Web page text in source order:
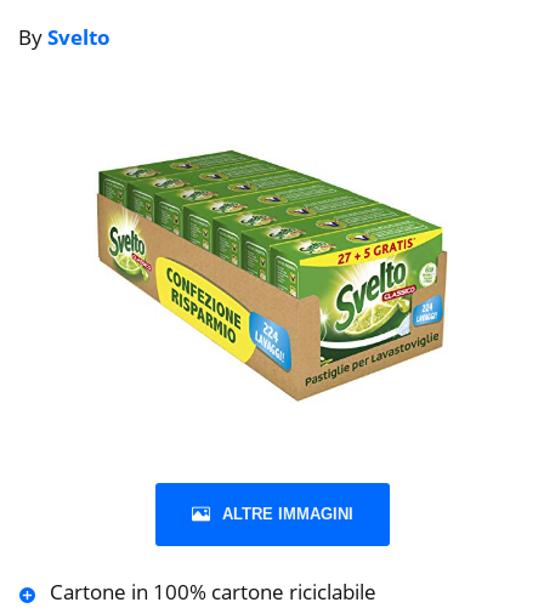
BySvelto
ALTRE IMMAGINI
Cartone in 100% cartone riciclabile